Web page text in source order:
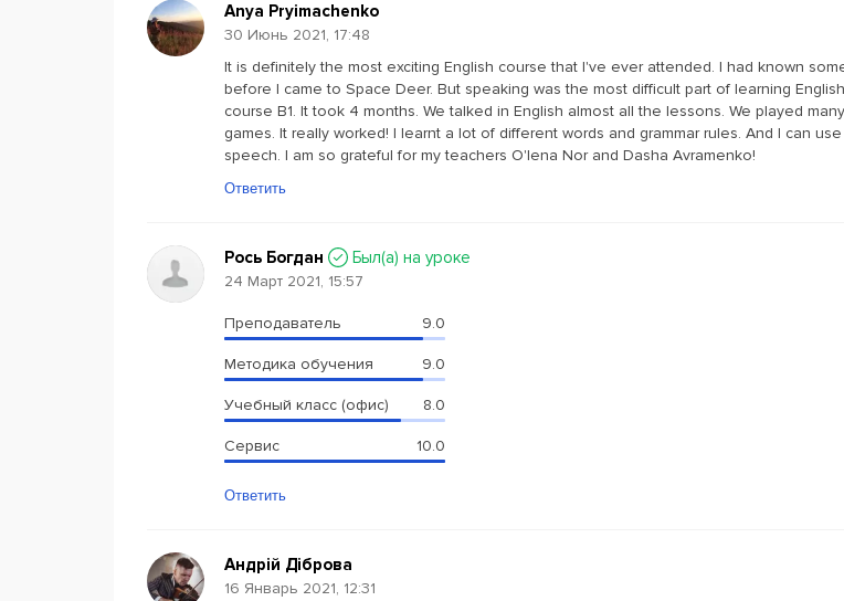
Anya Pryimachenko
30 Июнь 2021, 17:48
It is definitely the most exciting English course that I've ever attended. I had known
before I came to Space Deer. But speaking was the most difficult part of learning
course B1. It took 4 months. We talked in English almost all the lessons. We played
games. It really worked! I learnt a lot of different words and grammar rules. And I can
speech. I am so grateful for my teachers O'lena Nor and Dasha Avramenko!
Ответить
Рось Богдан Был(a) на уроке
24 Март 2021, 15:57
Преподаватель 9.0
Методика обучения 9.0
Учебный класс (офис) 8.0
Сервис 10.0
Ответить
Андрій Діброва
16 Январь 2021, 12:31